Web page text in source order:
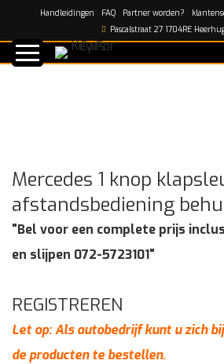
Handleidingen FAQ Partner worden?
Pascalstraat 27 1704RE
Home/shop/ Mercedes 1 knop
afstandsbediening behuizing
Mercedes 1 knop
afstandsbediening
"Bel voor een complete prijs
en slijpen 072-5723101"
REGISTREREN
Let op: Als autobedrijf kunt u zich
de producten te bestellen.